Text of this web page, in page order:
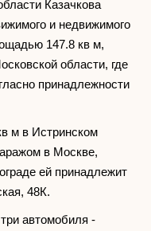
Казачкова
и недвижимого
147.8 кв м,
области, где
принадлежности
м в Истринском
в Москве,
ей принадлежит
48К.
автомобиля -